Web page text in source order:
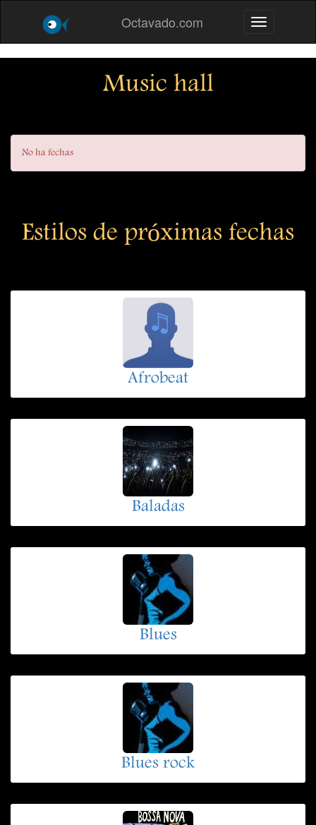
Octavado.com Toggle
Music hall
No ha fechas
Estilos de próximas fechas
Afrobeat
Baladas
Blues
Blues rock